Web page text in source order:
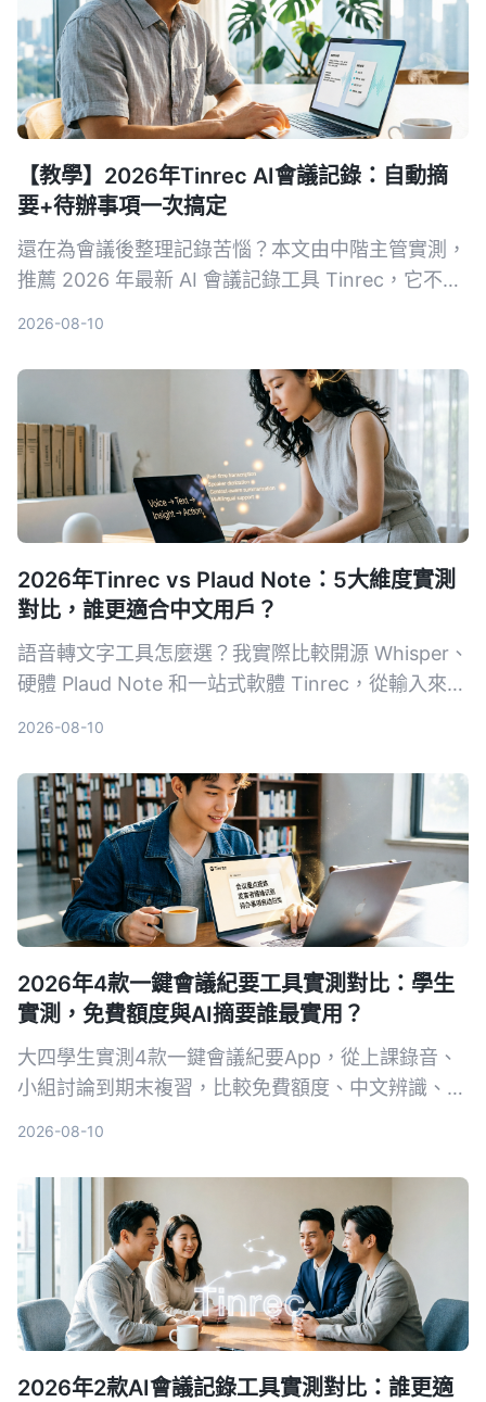
【教學】2026年Tinrec AI會議記錄：自動摘
要+待辦事項一次搞定
還在為會議後整理記錄苦惱？本文由中階主管實測，
推薦 2026 年最新 AI 會議記錄工具 Tinrec，它不只
2026-08-10
2026年Tinrec vs Plaud Note：5大維度實測
對比，誰更適合中文用戶？
語音轉文字工具怎麼選？我實際比較開源 Whisper、
硬體 Plaud Note 和一站式軟體 Tinrec，從輸入來
2026-08-10
2026年4款一鍵會議紀要工具實測對比：學生
實測，免費額度與AI摘要誰最實用？
大四學生實測4款一鍵會議紀要App，從上課錄音、
小組討論到期末複習，比較免費額度、中文辨識、AI
2026-08-10
2026年2款AI會議記錄工具實測對比：誰更適